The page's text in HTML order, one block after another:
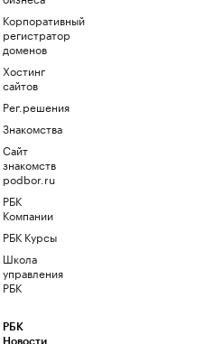
Корпоративный
регистратор
доменов
Хостинг
сайтов
Рег.решения
Знакомства
Сайт
знакомств
podbor.ru
РБК
Компании
РБК Курсы
Школа
управления
РБК
РБК
Новости